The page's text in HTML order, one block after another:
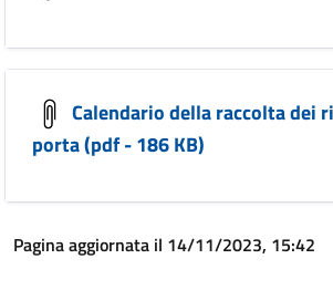
Calendario della raccolta dei
porta (pdf - 186 KB)
Pagina aggiornata il 14/11/2023, 15:42